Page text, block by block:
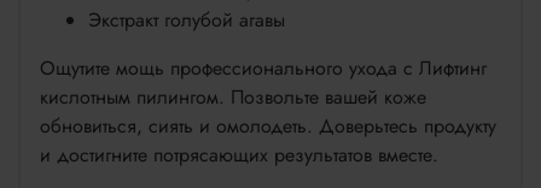
Экстракт голубой агавы
Ощутите мощь профессионального ухода с Лифтинг
кислотным пилингом. Позвольте вашей коже
обновиться, сиять и омолодеть. Доверьтесь продукту
и достигните потрясающих результатов вместе.